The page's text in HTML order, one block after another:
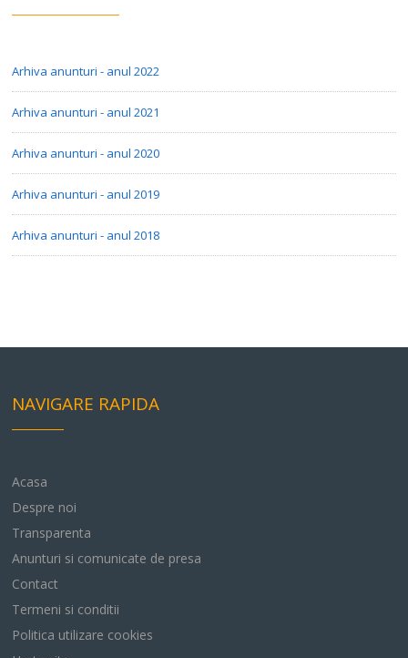
Arhiva anunturi - anul 2022
Arhiva anunturi - anul 2021
Arhiva anunturi - anul 2020
Arhiva anunturi - anul 2019
Arhiva anunturi - anul 2018
NAVIGARE RAPIDA
Acasa
Despre noi
Transparenta
Anunturi si comunicate de presa
Contact
Termeni si conditii
Politica utilizare cookies